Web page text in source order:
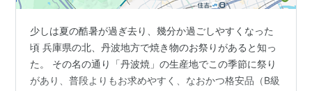
少しは夏の酷暑が過ぎ去り、幾分か過ごしやすくなった
頃 兵庫県の北、丹波地方で焼き物のお祭りがあると知っ
た。 その名の通り「丹波焼」の生産地でこの季節に祭り
があり、普段よりもお求めやすく、なおかつ格安品（B級